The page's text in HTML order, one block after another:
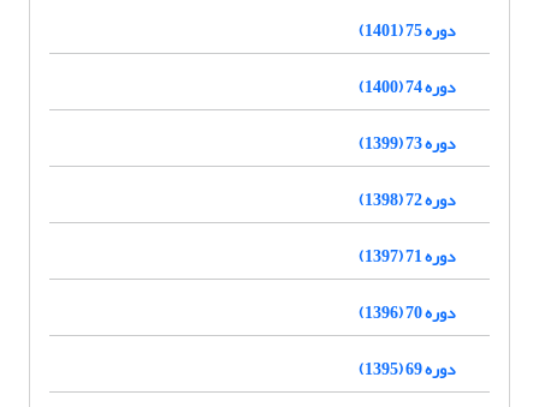
دوره 75 (1401)
دوره 74 (1400)
دوره 73 (1399)
دوره 72 (1398)
دوره 71 (1397)
دوره 70 (1396)
دوره 69 (1395)